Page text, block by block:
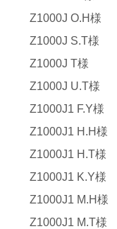
Z1000J O.H様
Z1000J S.T様
Z1000J T様
Z1000J U.T様
Z1000J1 F.Y様
Z1000J1 H.H様
Z1000J1 H.T様
Z1000J1 K.Y様
Z1000J1 M.H様
Z1000J1 M.T様